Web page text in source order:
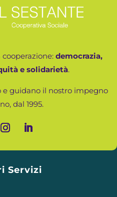
democrazia,
e solidarietà.
guidano il nostro impegno
dal 1995.
Servizi